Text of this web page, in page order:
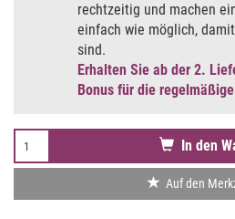
rechtzeitig und machen
einfach wie möglich,
sind.
Erhalten Sie ab der 2.
Bonus für die
In den
Auf den